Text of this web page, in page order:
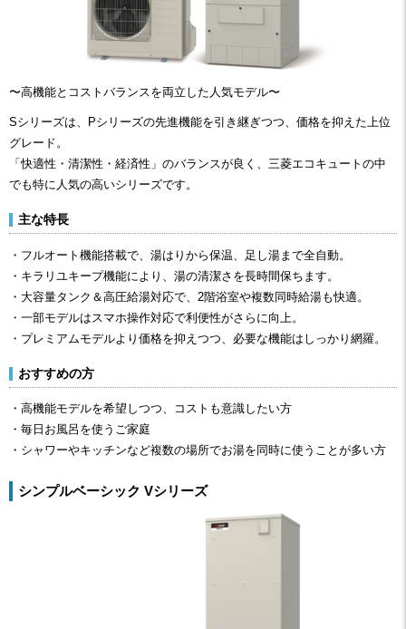
〜高機能とコストバランスを両立した人気モデル〜
Sシリーズは、Pシリーズの先進機能を引き継ぎつつ、価格を抑えた上位
グレード。
「快適性・清潔性・経済性」のバランスが良く、三菱エコキュートの中
でも特に人気の高いシリーズです。
主な特長
・フルオート機能搭載で、湯はりから保温、足し湯まで全自動。
・キラリユキープ機能により、湯の清潔さを長時間保ちます。
・大容量タンク＆高圧給湯対応で、2階浴室や複数同時給湯も快適。
・一部モデルはスマホ操作対応で利便性がさらに向上。
・プレミアムモデルより価格を抑えつつ、必要な機能はしっかり網羅。
おすすめの方
・高機能モデルを希望しつつ、コストも意識したい方
・毎日お風呂を使うご家庭
・シャワーやキッチンなど複数の場所でお湯を同時に使うことが多い方
シンプルベーシック Vシリーズ